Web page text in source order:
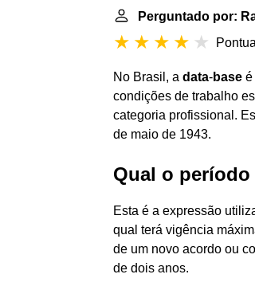
Perguntado por:
No Brasil, a data-base é
condições de trabalho
categoria profissional.
de maio de 1943.
Qual o período
Esta é a expressão
qual terá vigência
de um novo acordo ou
de dois anos.